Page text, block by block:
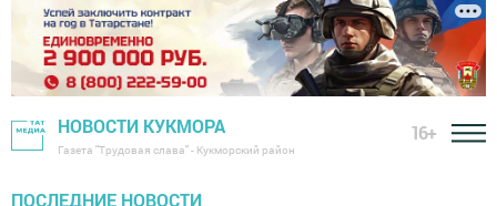
НОВОСТИ КУКМОРА
Газета "Трудовая слава" - Кукморский район
16+
ПОСЛЕДНИЕ НОВОСТИ